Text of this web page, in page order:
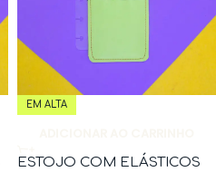
EM ALTA
ESTOJO COM ELÁSTICOS